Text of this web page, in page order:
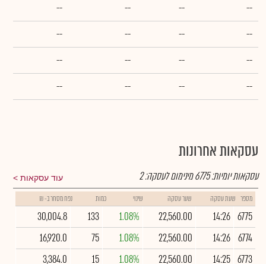
--
--
--
--
--
--
--
--
--
--
--
--
--
--
--
--
עסקאות אחרונות
עוד עסקאות עסקאות יומיות:6775מינימום לעסקה:2
מספר שעת עסקה שער עסקה שינוי כמות נפח מסחר ב- ₪
6775
14:26
22,560.00
1.08%
133
30,004.8
6774
14:26
22,560.00
1.08%
75
16,920.0
6773
14:25
22,560.00
1.08%
15
3,384.0